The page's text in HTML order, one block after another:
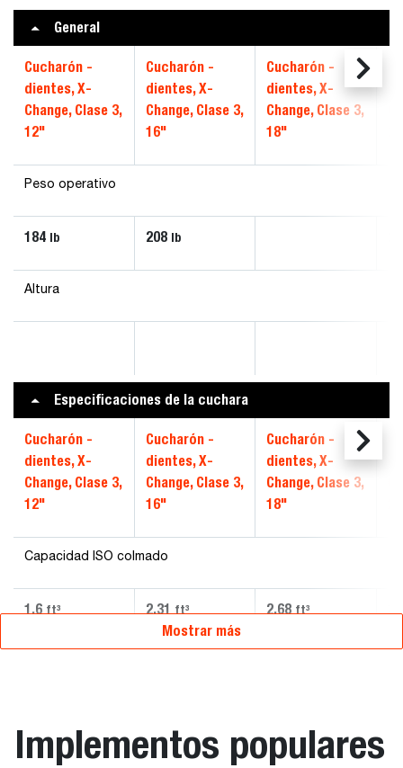
General
Cucharón -
dientes, X-
Change, Clase 3,
12"
Cucharón -
dientes, X-
Change, Clase 3,
16"
Cucharón -
dientes, X-
Change, Clase 3,
18"
Peso operativo
184 lb 208 lb
Altura
Especificaciones de la cuchara
Cucharón -
dientes, X-
Change, Clase 3,
12"
Cucharón -
dientes, X-
Change, Clase 3,
16"
Cucharón -
dientes, X-
Change, Clase 3,
18"
Capacidad ISO colmado
1.6 ft³ 2.31 ft³ 2.68 ft³
Mostrar más
Implementos populares